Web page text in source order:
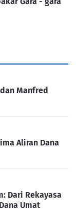
Manfred
Aliran Dana
Dari Rekayasa
Umat